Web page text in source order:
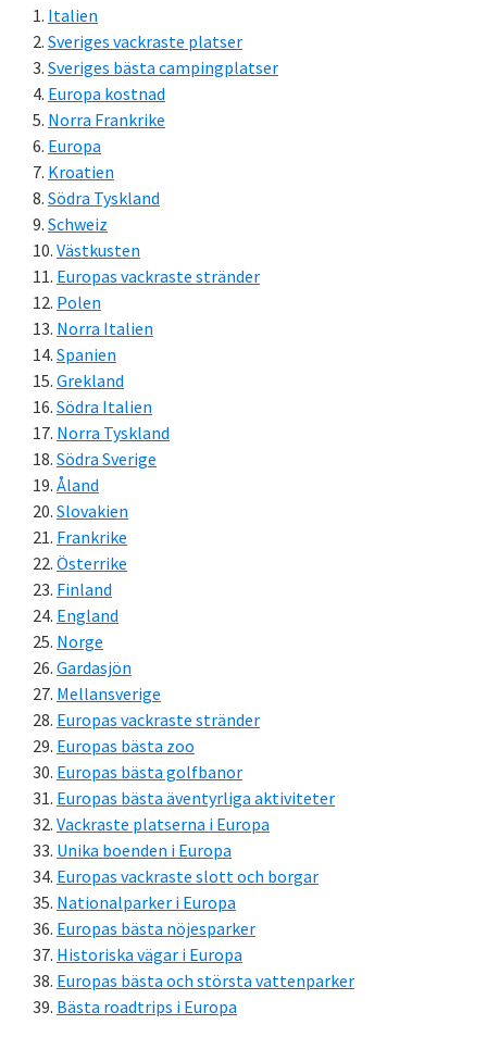
sidofält
Italien
Sveriges vackraste platser
Sveriges bästa campingplatser
Europa kostnad
Norra Frankrike
Europa
Kroatien
Södra Tyskland
Schweiz
Västkusten
Europas vackraste stränder
Polen
Norra Italien
Spanien
Grekland
Södra Italien
Norra Tyskland
Södra Sverige
Åland
Slovakien
Frankrike
Österrike
Finland
England
Norge
Gardasjön
Mellansverige
Europas vackraste stränder
Europas bästa zoo
Europas bästa golfbanor
Europas bästa äventyrliga aktiviteter
Vackraste platserna i Europa
Unika boenden i Europa
Europas vackraste slott och borgar
Nationalparker i Europa
Europas bästa nöjesparker
Historiska vägar i Europa
Europas bästa och största vattenparker
Bästa roadtrips i Europa